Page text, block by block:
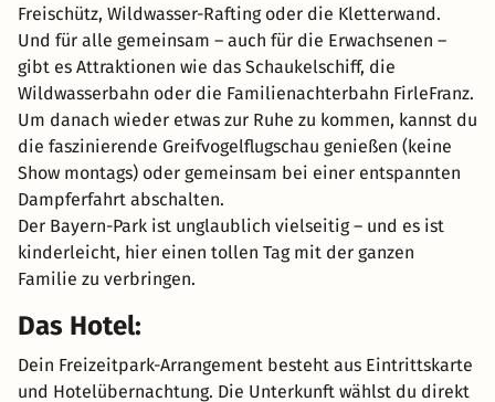
Freischütz, Wildwasser-Rafting oder die Kletterwand.
Und für alle gemeinsam – auch für die Erwachsenen –
gibt es Attraktionen wie das Schaukelschiff, die
Wildwasserbahn oder die Familienachterbahn FirleFranz.
Um danach wieder etwas zur Ruhe zu kommen, kannst du
die faszinierende Greifvogelflugschau genießen (keine
Show montags) oder gemeinsam bei einer entspannten
Dampferfahrt abschalten.
Der Bayern-Park ist unglaublich vielseitig – und es ist
kinderleicht, hier einen tollen Tag mit der ganzen
Familie zu verbringen.
Das Hotel:
Dein Freizeitpark-Arrangement besteht aus Eintrittskarte
und Hotelübernachtung. Die Unterkunft wählst du direkt